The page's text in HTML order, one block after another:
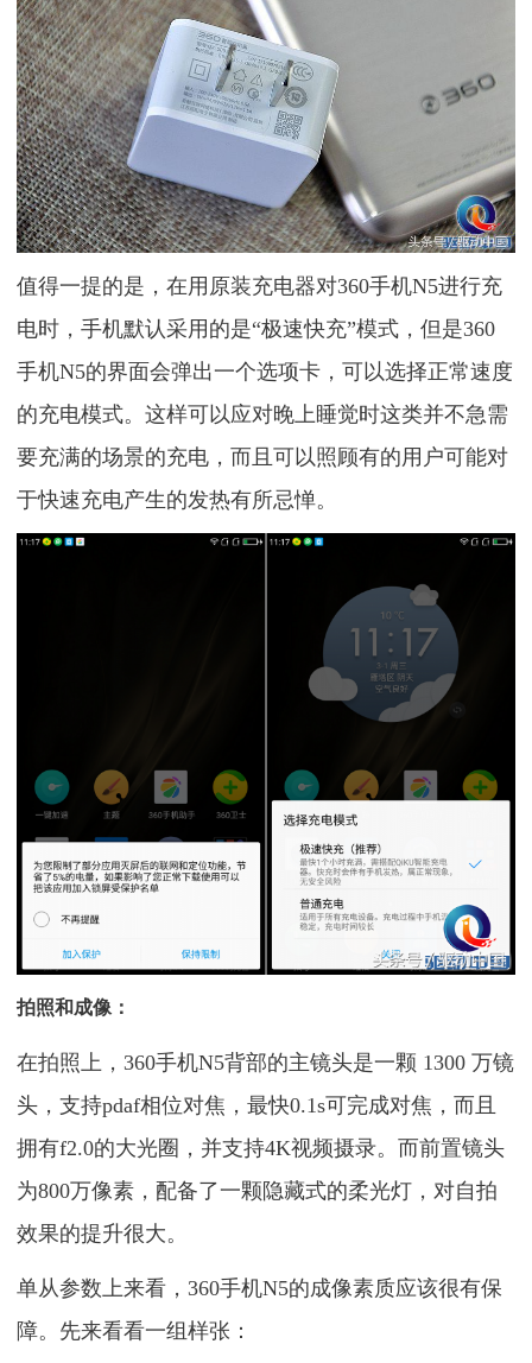
值得一提的是，在用原装充电器对360手机N5进行充
电时，手机默认采用的是“极速快充”模式，但是360
手机N5的界面会弹出一个选项卡，可以选择正常速度
的充电模式。这样可以应对晚上睡觉时这类并不急需
要充满的场景的充电，而且可以照顾有的用户可能对
于快速充电产生的发热有所忌惮。
拍照和成像：
在拍照上，360手机N5背部的主镜头是一颗 1300 万镜
头，支持pdaf相位对焦，最快0.1s可完成对焦，而且
拥有f2.0的大光圈，并支持4K视频摄录。而前置镜头
为800万像素，配备了一颗隐藏式的柔光灯，对自拍
效果的提升很大。
单从参数上来看，360手机N5的成像素质应该很有保
障。先来看看一组样张：